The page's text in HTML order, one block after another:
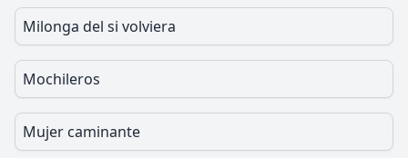
Milonga del si volviera
Mochileros
Mujer caminante